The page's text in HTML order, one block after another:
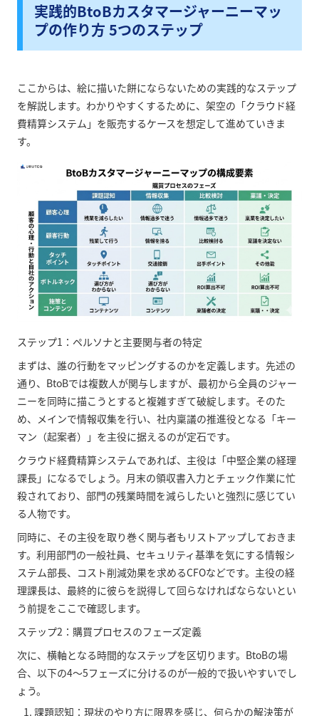
実践的BtoBカスタマージャーニーマッ
プの作り方 5つのステップ
ここからは、絵に描いた餅にならないための実践的なステップ
を解説します。わかりやすくするために、架空の「クラウド経
費精算システム」を販売するケースを想定して進めていきま
す。
ステップ1：ペルソナと主要関与者の特定
まずは、誰の行動をマッピングするのかを定義します。先述の
通り、BtoBでは複数人が関与しますが、最初から全員のジャー
ニーを同時に描こうとすると複雑すぎて破綻します。そのた
め、メインで情報収集を行い、社内稟議の推進役となる「キー
マン（起案者）」を主役に据えるのが定石です。
クラウド経費精算システムであれば、主役は「中堅企業の経理
課長」になるでしょう。月末の領収書入力とチェック作業に忙
殺されており、部門の残業時間を減らしたいと強烈に感じてい
る人物です。
同時に、その主役を取り巻く関与者もリストアップしておきま
す。利用部門の一般社員、セキュリティ基準を気にする情報シ
ステム部長、コスト削減効果を求めるCFOなどです。主役の経
理課長は、最終的に彼らを説得して回らなければならないとい
う前提をここで確認します。
ステップ2：購買プロセスのフェーズ定義
次に、横軸となる時間的なステップを区切ります。BtoBの場
合、以下の4〜5フェーズに分けるのが一般的で扱いやすいでし
ょう。
課題認知：現状のやり方に限界を感じ、何らかの解決策が